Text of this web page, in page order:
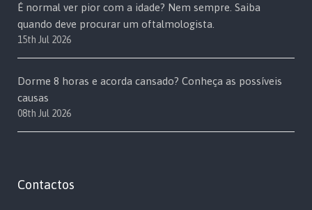
É normal ver pior com a idade? Nem sempre. Saiba
quando deve procurar um oftalmologista.
15th Jul 2026
Dorme 8 horas e acorda cansado? Conheça as possíveis
causas
08th Jul 2026
Contactos